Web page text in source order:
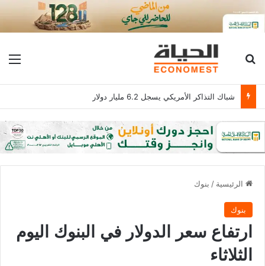
بحث عن
شباك التذاكر الأمريكي يسجل 6.2 مليار دولار
الرئيسية / بنوك
بنوك
ارتفاع سعر الدولار في البنوك اليوم
الثلاثاء